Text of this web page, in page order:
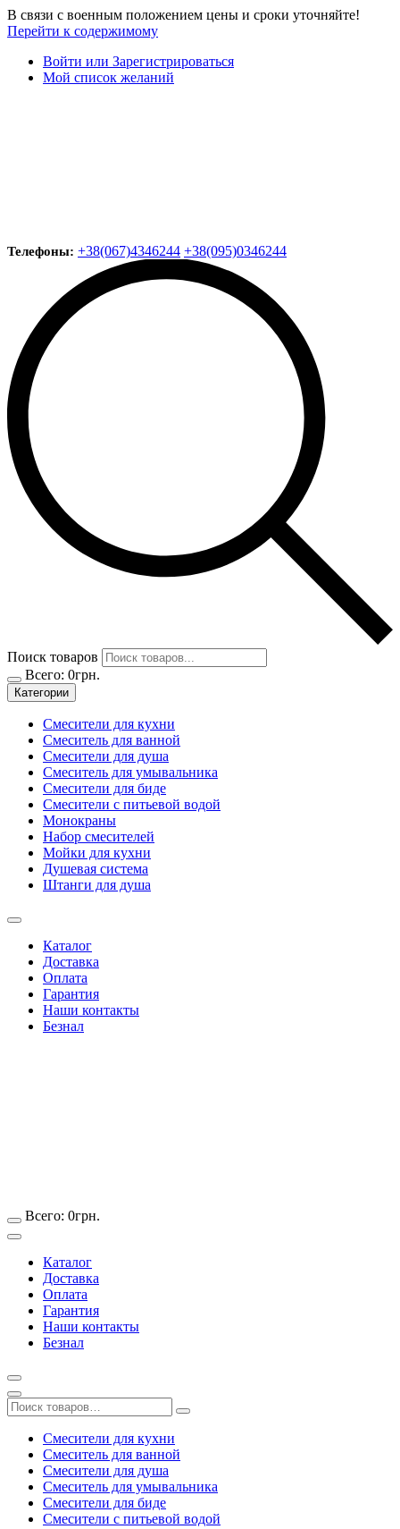
В связи с военным положением цены и сроки уточняйте!
Перейти к содержимому
Войти или Зарегистрироваться
Мой список желаний
Телефоны: +38(067)4346244 +38(095)0346244
Поиск товаров
Всего: 0грн.
Категории
Смесители для кухни
Смеситель для ванной
Смесители для душа
Смеситель для умывальника
Смесители для биде
Смесители с питьевой водой
Монокраны
Набор смесителей
Мойки для кухни
Душевая система
Штанги для душа
Каталог
Доставка
Оплата
Гарантия
Наши контакты
Безнал
Всего: 0грн.
Каталог
Доставка
Оплата
Гарантия
Наши контакты
Безнал
Смесители для кухни
Смеситель для ванной
Смесители для душа
Смеситель для умывальника
Смесители для биде
Смесители с питьевой водой